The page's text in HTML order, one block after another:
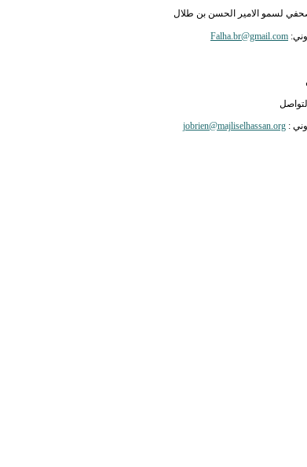
لسمو الامير الحسن بن طلال
Falha.br@gmail.com
:
jobrien@majliselhassan.org